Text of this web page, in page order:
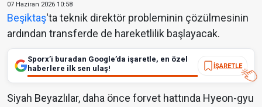
07 Haziran 2026 10:58
Beşiktaş'ta teknik direktör probleminin çözülmesinin
ardından transferde de hareketlilik başlayacak.
Sporx’i buradan Google’da işaretle, en özel
haberlere ilk sen ulaş!
İŞARETLE
Siyah Beyazlılar, daha önce forvet hattında Hyeon-gyu